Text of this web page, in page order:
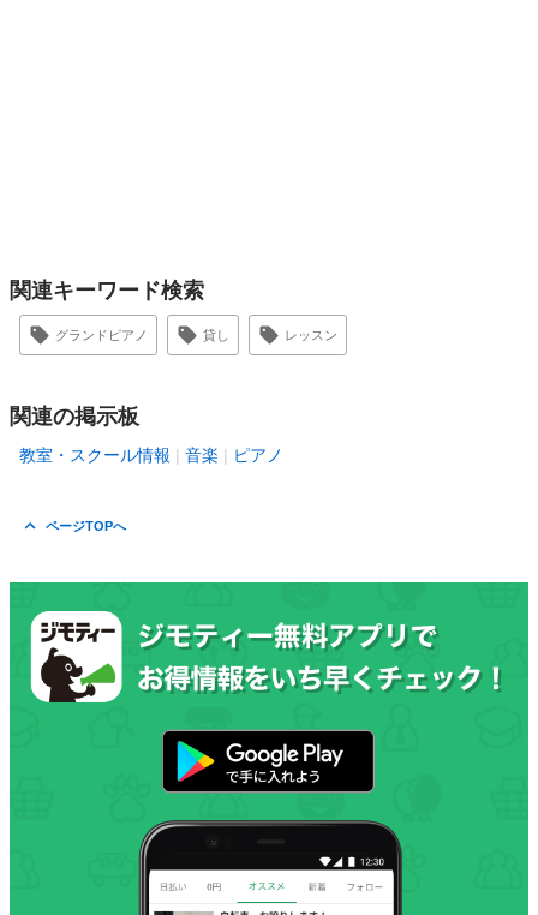
関連キーワード検索
グランドピアノ 貸し レッスン
関連の掲示板
教室・スクール情報 音楽 ピアノ
ページTOPへ